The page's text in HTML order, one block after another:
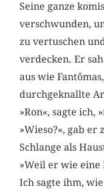
Seine ganze
verschwunden,
zu vertuschen
verdecken. Er
aus wie
durchgeknallte
»Ron«, sagte ich,
»Wieso?«, gab
Schlange als
»Weil er wie eine
Ich sagte ihm,